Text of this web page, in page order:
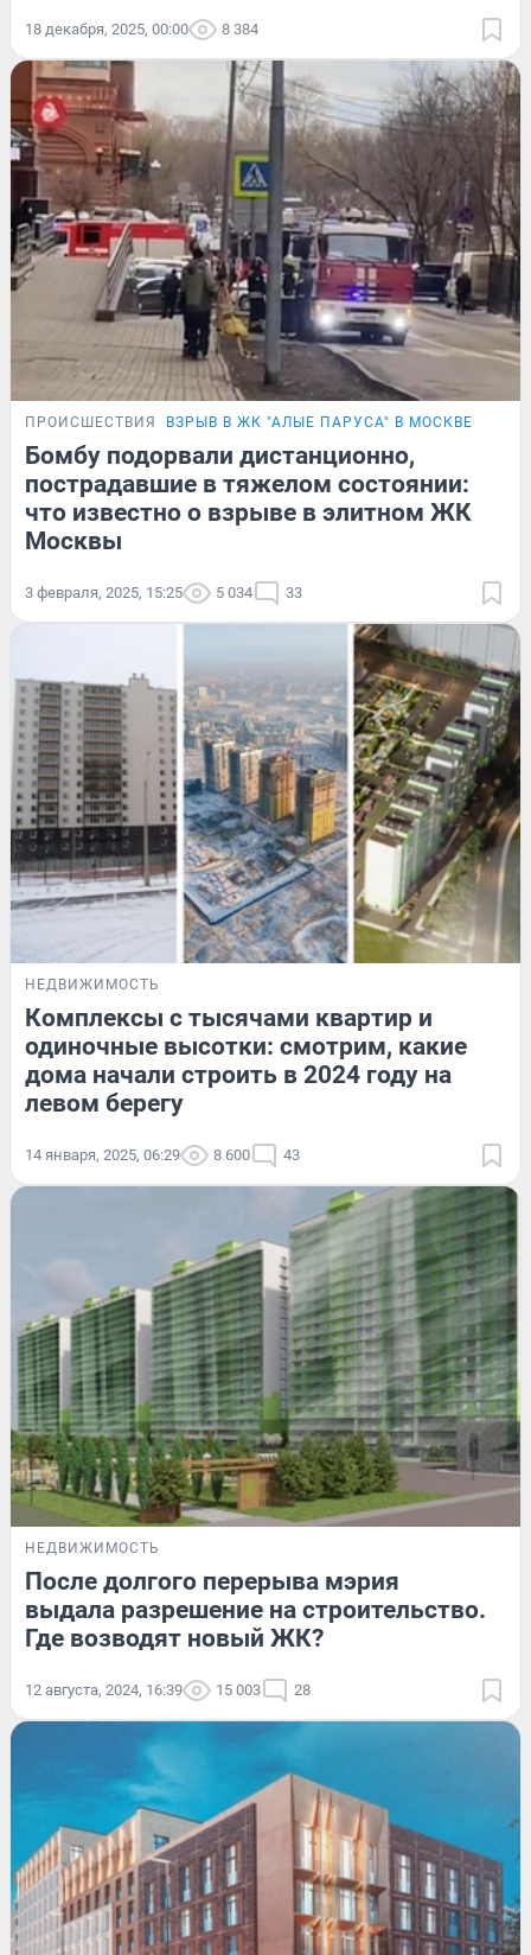
18 декабря, 2025, 00:00 8 384
ПРОИСШЕСТВИЯ ВЗРЫВ В ЖК "АЛЫЕ ПАРУСА" В МОСКВЕ
Бомбу подорвали дистанционно,
пострадавшие в тяжелом состоянии:
что известно о взрыве в элитном ЖК
Москвы
3 февраля, 2025, 15:25 5 034 33
НЕДВИЖИМОСТЬ
Комплексы с тысячами квартир и
одиночные высотки: смотрим, какие
дома начали строить в 2024 году на
левом берегу
14 января, 2025, 06:29 8 600 43
НЕДВИЖИМОСТЬ
После долгого перерыва мэрия
выдала разрешение на строительство.
Где возводят новый ЖК?
12 августа, 2024, 16:39 15 003 28